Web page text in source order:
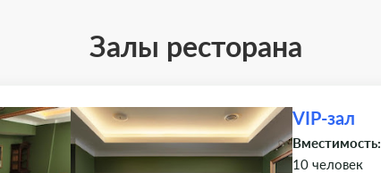
Залы ресторана
VIP-зал
Вместимость:
10 человек